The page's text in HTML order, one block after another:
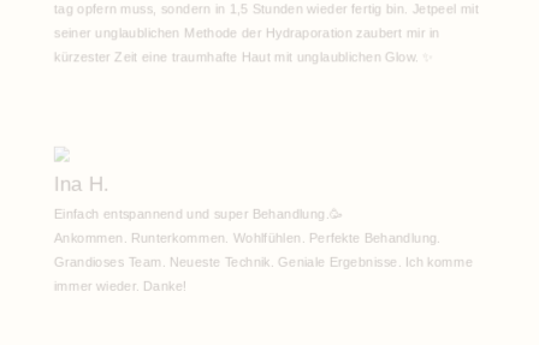
tag opfern muss, sondern in 1,5 Stunden wieder fertig bin. Jetpeel mit
seiner unglaublichen Methode der Hydraporation zaubert mir in
kürzester Zeit eine traumhafte Haut mit unglaublichen Glow. ✨
Ina H.
Einfach entspannend und super Behandlung.🥳
Ankommen. Runterkommen. Wohlfühlen. Perfekte Behandlung.
Grandioses Team. Neueste Technik. Geniale Ergebnisse. Ich komme
immer wieder. Danke!